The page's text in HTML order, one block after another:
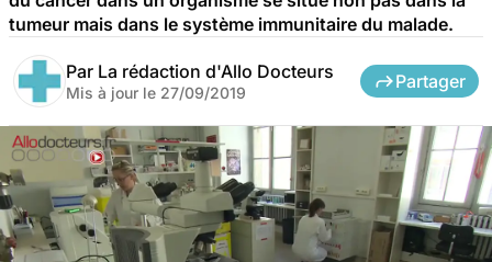
tumeur mais dans le système immunitaire du malade.
Par La rédaction d'Allo Docteurs
Mis à jour le 27/09/2019
Partager